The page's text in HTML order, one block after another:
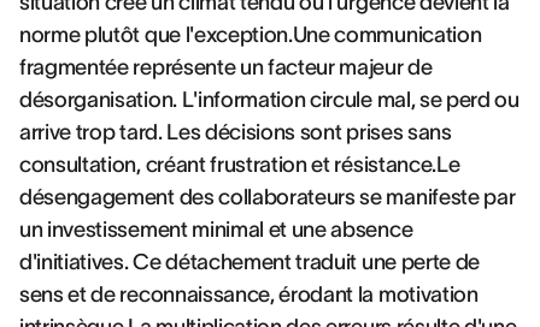
norme plutôt que l'exception.Une communication
fragmentée représente un facteur majeur de
désorganisation. L'information circule mal, se perd ou
arrive trop tard. Les décisions sont prises sans
consultation, créant frustration et résistance.Le
désengagement des collaborateurs se manifeste par
un investissement minimal et une absence
d'initiatives. Ce détachement traduit une perte de
sens et de reconnaissance, érodant la motivation